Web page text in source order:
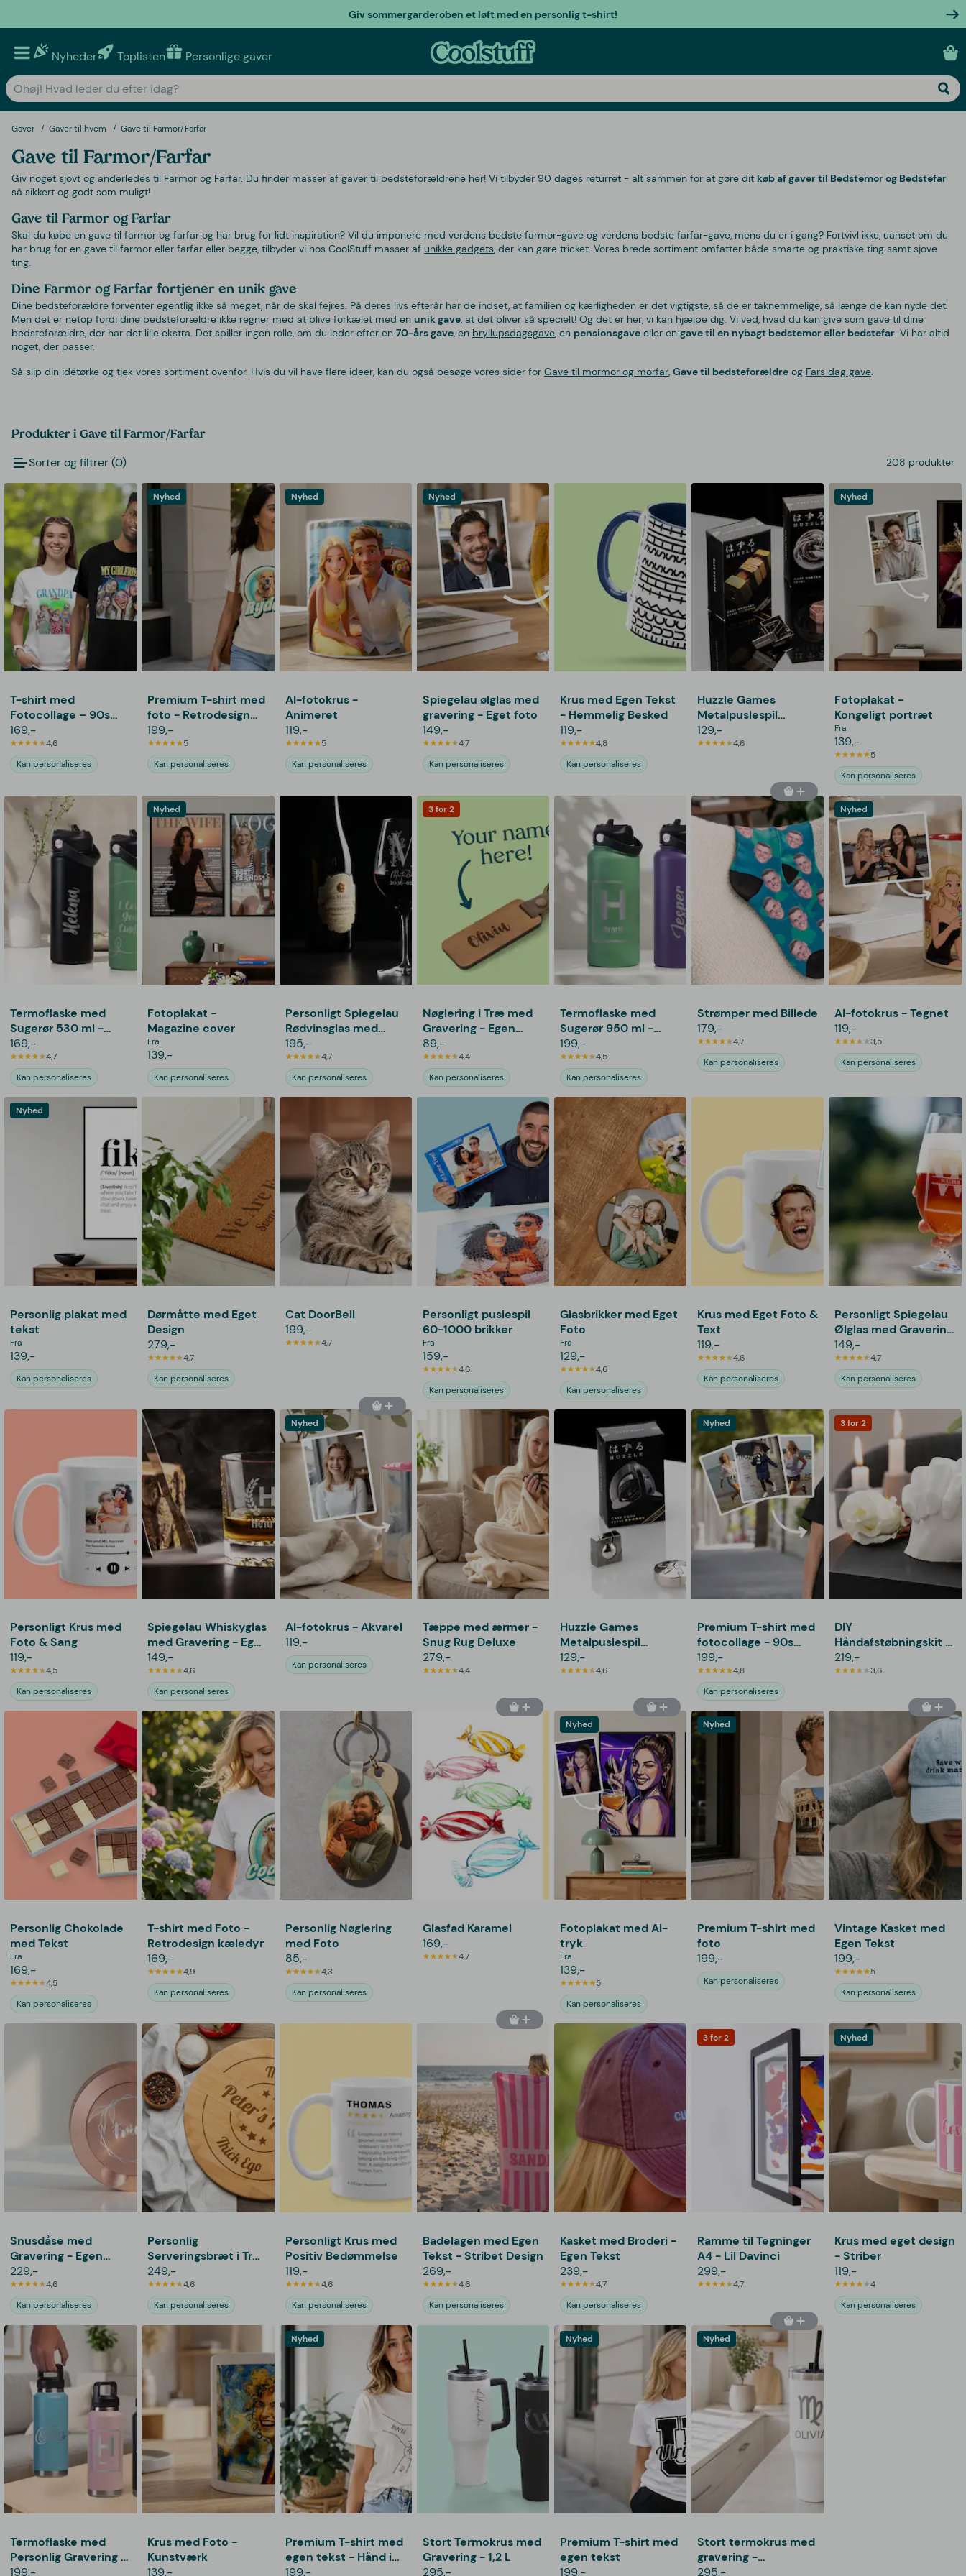
Giv sommergarderoben et løft med en personlig t-shirt!
Nyheder Toplisten Personlige gaver
Gaver Gaver til hvem Gave til Farmor/Farfar
Gave til Farmor/Farfar
Giv noget sjovt og anderledes til Farmor og Farfar. Du finder masser af gaver til bedsteforældrene her! Vi tilbyder 90 dages returret - alt sammen for at gøre dit køb af gaver til Bedstemor og Bedstefar
så sikkert og godt som muligt!
Gave til Farmor og Farfar
Skal du købe en gave til farmor og farfar og har brug for lidt inspiration? Vil du imponere med verdens bedste farmor-gave og verdens bedste farfar-gave, mens du er i gang? Fortvivl ikke, uanset om du
har brug for en gave til farmor eller farfar eller begge, tilbyder vi hos CoolStuff masser af unikke gadgets , der kan gøre tricket. Vores brede sortiment omfatter både smarte og praktiske ting samt sjove
ting.
Dine Farmor og Farfar fortjener en unik gave
Dine bedsteforældre forventer egentlig ikke så meget, når de skal fejres. På deres livs efterår har de indset, at familien og kærligheden er det vigtigste, så de er taknemmelige, så længe de kan nyde det.
Men det er netop fordi dine bedsteforældre ikke regner med at blive forkælet med en unik gave , at det bliver så specielt! Og det er her, vi kan hjælpe dig. Vi ved, hvad du kan give som gave til dine
bedsteforældre, der har det lille ekstra. Det spiller ingen rolle, om du leder efter en 70-års gave , en bryllupsdagsgave , en pensionsgave eller en gave til en nybagt bedstemor eller bedstefar . Vi har altid
noget, der passer.
Så slip din idétørke og tjek vores sortiment ovenfor. Hvis du vil have flere ideer, kan du også besøge vores sider for Gave til mormor og morfar Gave til bedsteforældre og Fars dag gave
Produkter i Gave til Farmor/Farfar
Sorter og filtrer (0) 208 produkter
T-shirt med
Fotocollage – 90s
Design
169,-
4,6
Kan personaliseres
Nyhed
Premium T-shirt med
foto - Retrodesign
kæledyr
199,-
5
Kan personaliseres
Nyhed
AI-fotokrus -
Animeret
119,-
5
Kan personaliseres
Nyhed
Spiegelau ølglas med
gravering - Eget foto
149,-
4,7
Kan personaliseres
Krus med Egen Tekst
- Hemmelig Besked
119,-
4,8
Kan personaliseres
Huzzle Games
Metalpuslespil
Umulig
129,-
4,6
Nyhed
Fotoplakat -
Kongeligt portræt
Fra
139,-
5
Kan personaliseres
Termoflaske med
Sugerør 530 ml -
Personlig Gravering
169,-
4,7
Kan personaliseres
Nyhed
Fotoplakat -
Magazine cover
Fra
139,-
Kan personaliseres
Personligt Spiegelau
Rødvinsglas med
Gravering - Bogstav,
Navn & Dato
195,-
4,7
Kan personaliseres
3 for 2
Nøglering i Træ med
Gravering - Egen
Tekst
89,-
4,4
Kan personaliseres
Termoflaske med
Sugerør 950 ml -
Personlig Gravering
199,-
4,5
Kan personaliseres
Strømper med Billede
179,-
4,7
Kan personaliseres
Nyhed
AI-fotokrus - Tegnet
119,-
3,5
Kan personaliseres
Nyhed
Personlig plakat med
tekst
Fra
139,-
Kan personaliseres
Dørmåtte med Eget
Design
279,-
4,7
Kan personaliseres
Cat DoorBell
199,-
4,7
Personligt puslespil
60-1000 brikker
Fra
159,-
4,6
Kan personaliseres
Glasbrikker med Eget
Foto
Fra
129,-
4,6
Kan personaliseres
Krus med Eget Foto &
Text
119,-
4,6
Kan personaliseres
Personligt Spiegelau
Ølglas med Gravering
- Bogstav & Navn
149,-
4,7
Kan personaliseres
Personligt Krus med
Foto & Sang
119,-
4,5
Kan personaliseres
Spiegelau Whiskyglas
med Gravering - Egen
Tekst
149,-
4,6
Kan personaliseres
Nyhed
AI-fotokrus - Akvarel
119,-
Kan personaliseres
Tæppe med ærmer -
Snug Rug Deluxe
279,-
4,4
Huzzle Games
Metalpuslespil
Supersvær
129,-
4,6
Nyhed
Premium T-shirt med
fotocollage - 90s
design
199,-
4,8
Kan personaliseres
3 for 2
DIY
Håndafstøbningskit -
Spralla
219,-
3,6
Personlig Chokolade
med Tekst
Fra
169,-
4,5
Kan personaliseres
T-shirt med Foto -
Retrodesign kæledyr
169,-
4,9
Kan personaliseres
Personlig Nøglering
med Foto
85,-
4,3
Kan personaliseres
Glasfad Karamel
169,-
4,7
Nyhed
Fotoplakat med AI-
tryk
Fra
139,-
5
Kan personaliseres
Nyhed
Premium T-shirt med
foto
199,-
Kan personaliseres
Vintage Kasket med
Egen Tekst
199,-
5
Kan personaliseres
Snusdåse med
Gravering - Egen
Tekst
229,-
4,6
Kan personaliseres
Personlig
Serveringsbræt i Træ
med Gravering -
Pizza
249,-
4,6
Kan personaliseres
Personligt Krus med
Positiv Bedømmelse
119,-
4,6
Kan personaliseres
Badelagen med Egen
Tekst - Stribet Design
269,-
4,6
Kan personaliseres
Kasket med Broderi -
Egen Tekst
239,-
4,7
Kan personaliseres
3 for 2
Ramme til Tegninger
A4 - Lil Davinci
299,-
4,7
Nyhed
Krus med eget design
- Striber
119,-
4
Kan personaliseres
Termoflaske med
Personlig Gravering -
1,06 L
199,-
Krus med Foto -
Kunstværk
139,-
Nyhed
Premium T-shirt med
egen tekst - Hånd i
hånd
199,-
Stort Termokrus med
Gravering - 1,2 L
295,-
Nyhed
Premium T-shirt med
egen tekst
199,-
Nyhed
Stort termokrus med
gravering -
Stjernetegn
295,-